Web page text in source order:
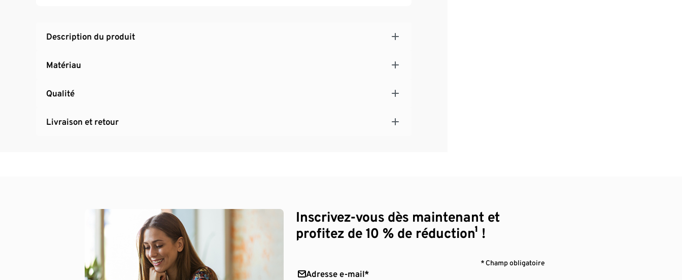
Description du produit
Matériau
Qualité
Livraison et retour
Inscrivez-vous dès maintenant et
profitez de 10 % de réduction¹ !
* Champ obligatoire
Adresse e-mail*